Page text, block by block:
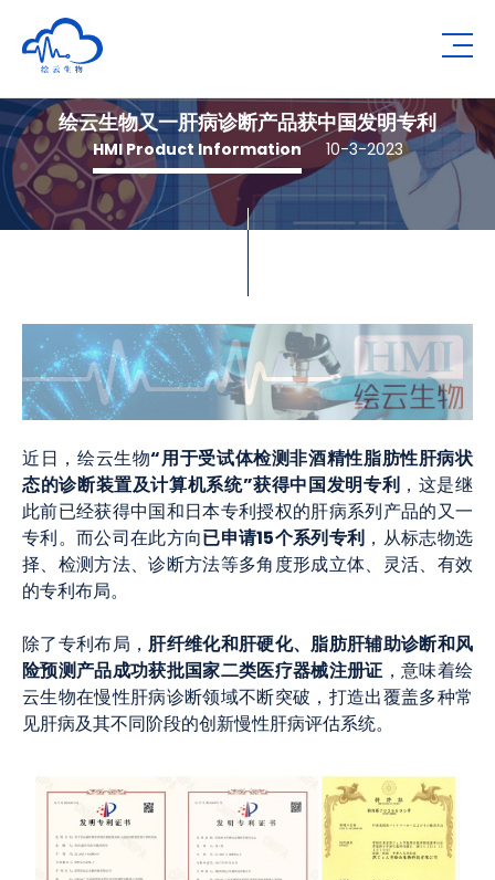
Human Metabolomics Institute
绘云生物又一肝病诊断产品获中国发明专利
HMI Product Information 10-3-2023
近日，绘云生物“用于受试体检测非酒精性脂肪性肝病状
态的诊断装置及计算机系统”获得中国发明专利 ，这是继
此前已经获得中国和日本专利授权的肝病系列产品的又一
专利。而公司在此方向已申请15个系列专利 ，从标志物选
择、检测方法、诊断方法等多角度形成立体、灵活、有效
的专利布局。
除了专利布局，肝纤维化和肝硬化、脂肪肝辅助诊断和风
险预测产品成功获批国家二类医疗器械注册证，意味着绘
云生物在慢性肝病诊断领域不断突破，打造出覆盖多种常
见肝病及其不同阶段的创新慢性肝病评估系统。